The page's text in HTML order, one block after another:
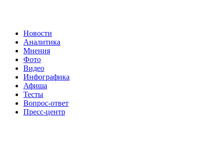
Новости
Аналитика
Мнения
Фото
Видео
Инфографика
Афиша
Тесты
Вопрос-ответ
Пресс-центр